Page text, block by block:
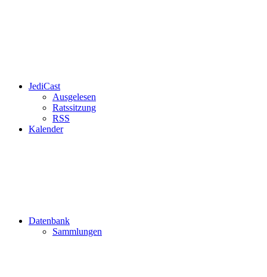
JediCast
Ausgelesen
Ratssitzung
RSS
Kalender
Datenbank
Sammlungen